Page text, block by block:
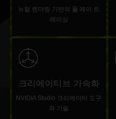
뉴럴 렌더링 기반의 풀 레이 트
레이싱
크리에이티브 가속화
NVIDIA Studio 크리에이터 도구
와 기술